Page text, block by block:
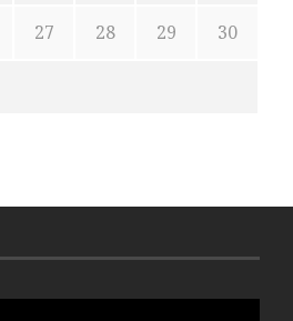
27 28 29 30